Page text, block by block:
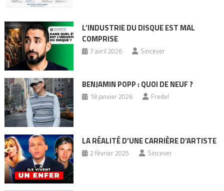
L’INDUSTRIE DU DISQUE EST MAL
COMPRISE
7 avril 2026 Sincever
BENJAMIN POPP : QUOI DE NEUF ?
18 janvier 2026 Fredel
LA RÉALITÉ D’UNE CARRIÈRE D’ARTISTE
2 février 2025 Sincever